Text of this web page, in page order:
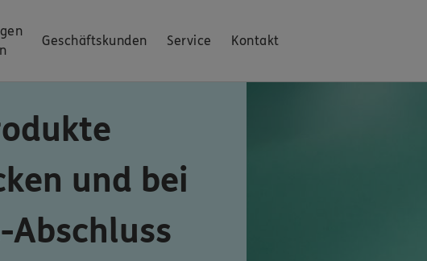
Geschäftskunden Service Kontakt
und bei
Abschluss